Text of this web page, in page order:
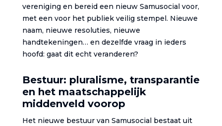
vereniging en bereid een nieuw Samusocial voor,
met een voor het publiek veilig stempel. Nieuwe
naam, nieuwe resoluties, nieuwe
handtekeningen… en dezelfde vraag in ieders
hoofd: gaat dit echt veranderen?
Bestuur: pluralisme, transparantie
en het maatschappelijk
middenveld voorop
Het nieuwe bestuur van Samusocial bestaat uit